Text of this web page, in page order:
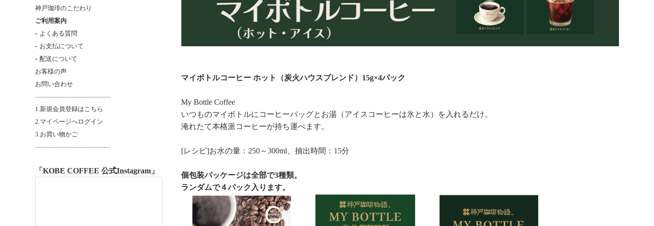
マイボトルコーヒー ホット（炭火ハウスブレンド）15g×4パック
My Bottle Coffee
いつものマイボトルにコーヒーバッグとお湯（アイスコーヒーは氷と水）を入れるだけ。
淹れたて本格派コーヒーが持ち運べます。
[レシピ]お水の量：250～300ml、抽出時間：15分
個包装パッケージは全部で3種類。
ランダムで４パック入ります。
神戸珈琲のこだわり
ご利用案内
- よくある質問
- お支払について
- 配送について
お客様の声
お問い合わせ
-------------------------------
1.新規会員登録はこちら
2.マイページへログイン
3.お買い物かご
-------------------------------
「KOBE COFFEE 公式Instagram」